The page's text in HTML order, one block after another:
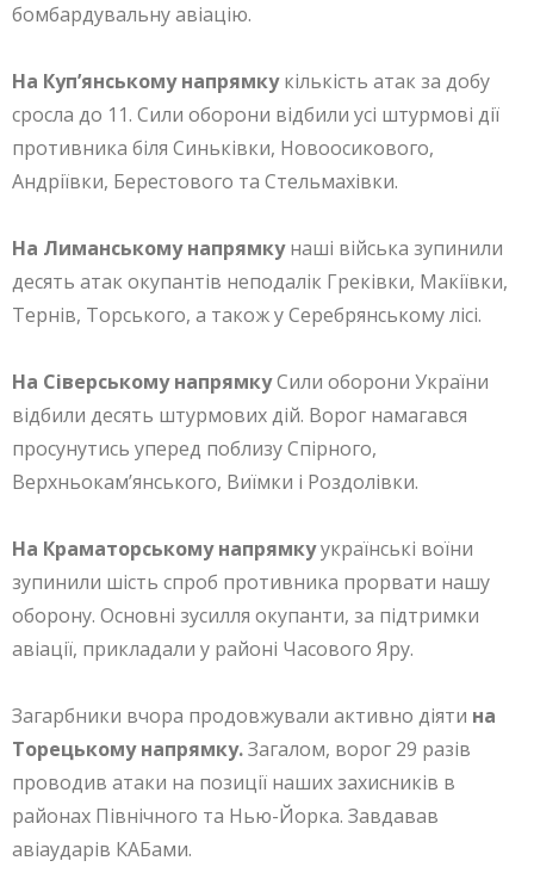
бомбардувальну авіацію.
На Куп’янському напрямкукількість атак за добу
сросла до 11. Сили оборони відбили усі штурмові дії
противника біля Синьківки, Новоосикового,
Андріївки, Берестового та Стельмахівки.
На Лиманському напрямкунаші війська зупинили
десять атак окупантів неподалік Греківки, Макіївки,
Тернів, Торського, а також у Серебрянському лісі.
На Сіверському напрямкуСили оборони України
відбили десять штурмових дій. Ворог намагався
просунутись уперед поблизу Спірного,
Верхньокам’янського, Виїмки і Роздолівки.
На Краматорському напрямкуукраїнські воїни
зупинили шість спроб противника прорвати нашу
оборону. Основні зусилля окупанти, за підтримки
авіації, прикладали у районі Часового Яру.
Загарбники вчора продовжували активно діяти на
Торецькому напрямку.Загалом, ворог 29 разів
проводив атаки на позиції наших захисників в
районах Північного та Нью-Йорка. Завдавав
авіаударів КАБами.